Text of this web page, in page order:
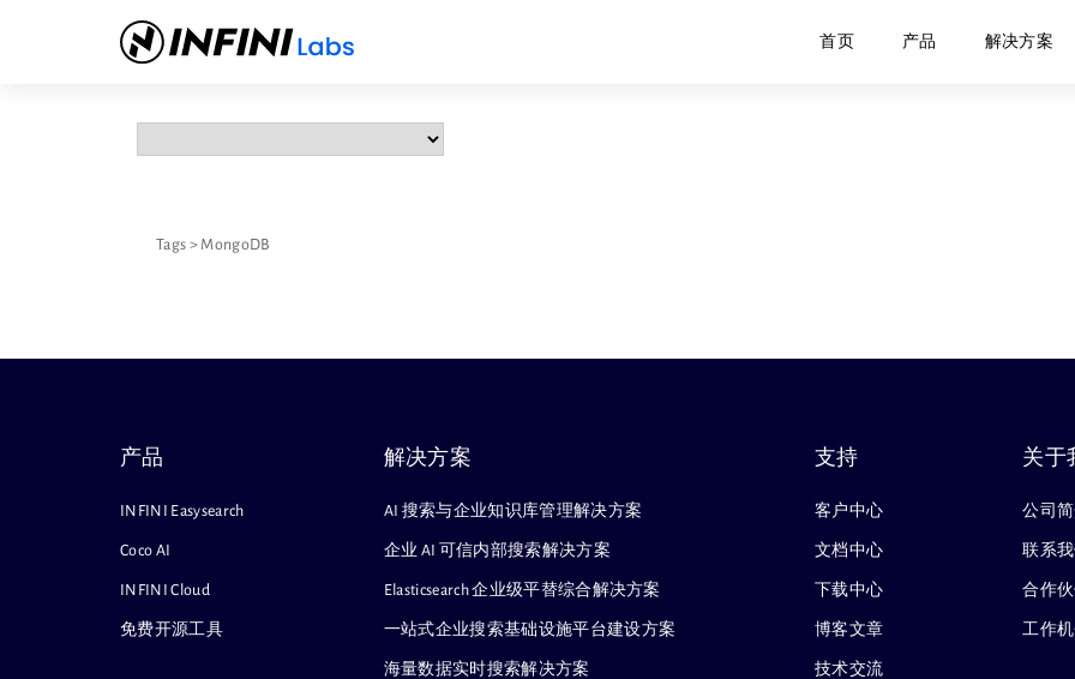
首页 产品 解决方案
Tags > MongoDB
产品
INFINI Easysearch
Coco AI
INFINI Cloud
免费开源工具
解决方案
AI 搜索与企业知识库管理解决方案
企业 AI 可信内部搜索解决方案
Elasticsearch 企业级平替综合解决方案
一站式企业搜索基础设施平台建设方案
海量数据实时搜索解决方案
支持
客户中心
文档中心
下载中心
博客文章
技术交流
关于
公司
联系我
合作
工作